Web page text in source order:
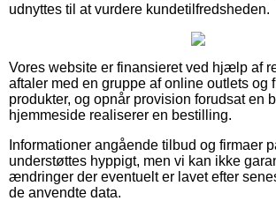
udnyttes til at vurdere kundetilfredsheden.
Vores website er finansieret ved hjælp af
aftaler med en gruppe af online outlets og
produkter, og opnår provision forudsat en
hjemmeside realiserer en bestilling.
Informationer angående tilbud og firmaer
understøttes hyppigt, men vi kan ikke
ændringer der eventuelt er lavet efter
de anvendte data.